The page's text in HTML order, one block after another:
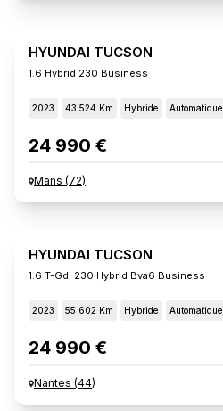
HYUNDAI TUCSON
1.6 Hybrid 230 Business
2023 43 524 Km Hybride Automatique
24 990 €
Mans (72)
HYUNDAI TUCSON
1.6 T-Gdi 230 Hybrid Bva6 Business
2023 55 602 Km Hybride Automatique
24 990 €
Nantes (44)